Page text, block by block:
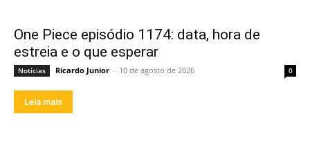
One Piece episódio 1174: data, hora de
estreia e o que esperar
Notícias Ricardo Junior - 10 de agosto de 2026 0
Leia mais